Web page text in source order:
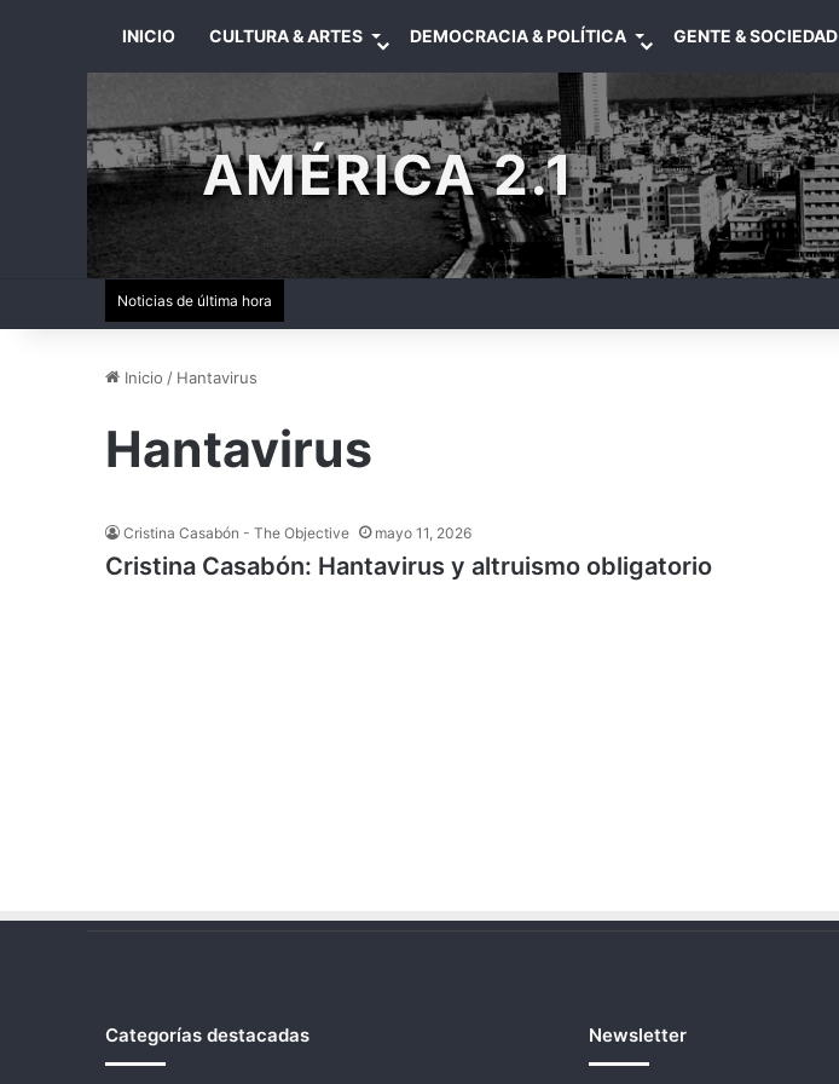
INICIO CULTURA & ARTES DEMOCRACIA & POLÍTICA GENTE & SOCIEDAD
AMÉRICA 2.1
Noticias de última hora
Inicio / Hantavirus
Hantavirus
Cristina Casabón - The Objective mayo 11, 2026
Cristina Casabón: Hantavirus y altruismo obligatorio
Categorías destacadas Newsletter